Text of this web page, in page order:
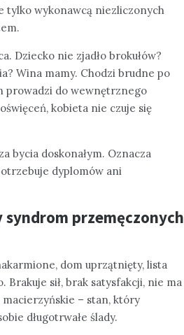
tylko wykonawcą niezliczonych
Dziecko nie zjadło brokułów?
Wina mamy. Chodzi brudne po
prowadzi do wewnętrznego
kobieta nie czuje się
bycia doskonałym. Oznacza
dyplomów ani
syndrom przemęczonych
dom uprzątnięty, lista
Brakuje sił, brak satysfakcji, nie ma
– stan, który
długotrwałe ślady.